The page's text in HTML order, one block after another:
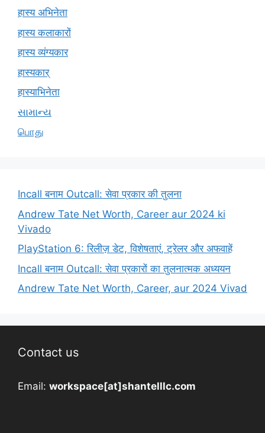
हास्य अभिनेता
हास्य कलाकारों
हास्य व्यंग्यकार
हास्यकार्
हास्याभिनेता
સામાન્ય
பொது
Incall बनाम Outcall: सेवा प्रकार की तुलना
Andrew Tate Net Worth, Career aur 2024 ki
Vivado
PlayStation 6: रिलीज़ डेट, विशेषताएं, ट्रेलर और अफवाहें
Incall बनाम Outcall: सेवा प्रकारों का तुलनात्मक अध्ययन
Andrew Tate Net Worth, Career, aur 2024 Vivad
Contact us
Email: workspace[at]shantelllc.com